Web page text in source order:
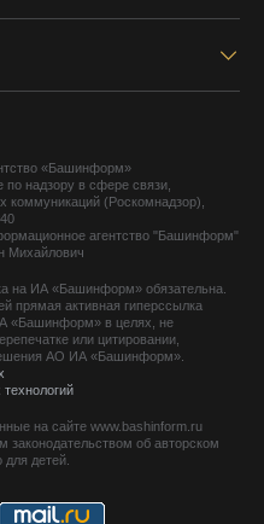
«Башинформ»
по надзору в сфере связи,
коммуникаций (Роскомнадзор),
агентство "Башинформ"
Михайлович
на ИА «Башинформ» обязательна.
прямая активная гиперссылка
«Башинформ» в целях, не
или цитировании,
АО ИА «Башинформ».
на сайте www.bashinform.ru
об авторском
детей.